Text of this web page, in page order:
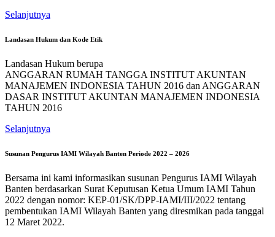
Selanjutnya
Landasan Hukum dan Kode Etik
Landasan Hukum berupa
ANGGARAN RUMAH TANGGA INSTITUT AKUNTAN
MANAJEMEN INDONESIA TAHUN 2016 dan ANGGARAN
DASAR INSTITUT AKUNTAN MANAJEMEN INDONESIA
TAHUN 2016
Selanjutnya
Susunan Pengurus IAMI Wilayah Banten Periode 2022 – 2026
Bersama ini kami informasikan susunan Pengurus IAMI Wilayah
Banten berdasarkan Surat Keputusan Ketua Umum IAMI Tahun
2022 dengan nomor: KEP-01/SK/DPP-IAMI/III/2022 tentang
pembentukan IAMI Wilayah Banten yang diresmikan pada tanggal
12 Maret 2022.